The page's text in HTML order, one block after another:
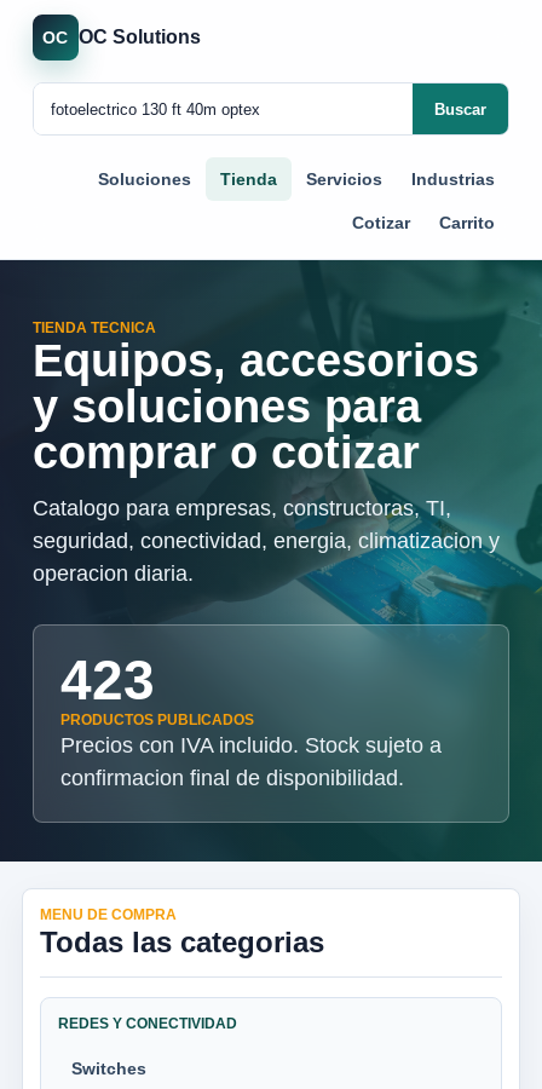
OC OC Solutions
Buscar
Soluciones Tienda Servicios Industrias
Cotizar Carrito
TIENDA TECNICA
Equipos, accesorios
y soluciones para
comprar o cotizar
Catalogo para empresas, constructoras, TI,
seguridad, conectividad, energia, climatizacion y
operacion diaria.
423
PRODUCTOS PUBLICADOS
Precios con IVA incluido. Stock sujeto a
confirmacion final de disponibilidad.
MENU DE COMPRA
Todas las categorias
REDES Y CONECTIVIDAD
Switches